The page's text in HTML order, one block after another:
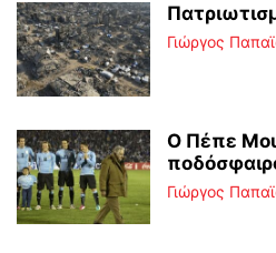
Γιώργος
Ο Πέπε
Γιώργος